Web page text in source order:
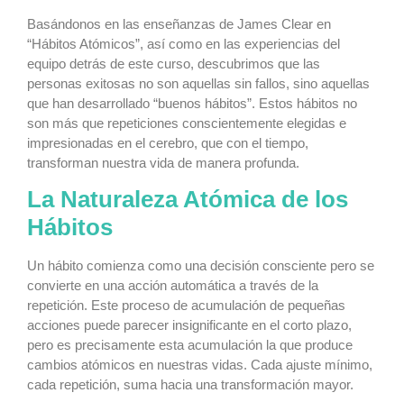
Basándonos en las enseñanzas de James Clear en
“Hábitos Atómicos”, así como en las experiencias del
equipo detrás de este curso, descubrimos que las
personas exitosas no son aquellas sin fallos, sino aquellas
que han desarrollado “buenos hábitos”. Estos hábitos no
son más que repeticiones conscientemente elegidas e
impresionadas en el cerebro, que con el tiempo,
transforman nuestra vida de manera profunda.
La Naturaleza Atómica de los
Hábitos
Un hábito comienza como una decisión consciente pero se
convierte en una acción automática a través de la
repetición. Este proceso de acumulación de pequeñas
acciones puede parecer insignificante en el corto plazo,
pero es precisamente esta acumulación la que produce
cambios atómicos en nuestras vidas. Cada ajuste mínimo,
cada repetición, suma hacia una transformación mayor.